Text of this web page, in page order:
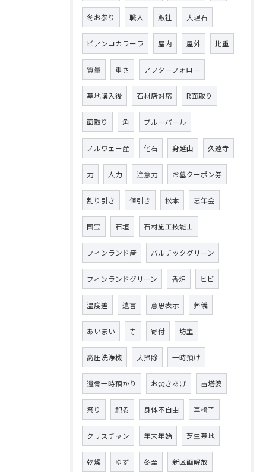
冬お参り 職人 販社 大理石
ビアンコカラーラ 屋内 屋外 比重
質量 重さ アフターフォロー
墓地購入後 石材店対応 R面取り
面取り 角 ブルーパール
ノルウェー産 化石 身延山 久遠寺
力 人力 注意力 お墓クーポン券
割り引き 値引き 松本 忘年会
国宝 石垣 石材施工技能士
フィンランド産 バルチックグリーン
フィンランドグリーン 香炉 ヒビ
温度差 遺言 意思表示 葬儀
あいまい 寺 寄付 坊主
高圧洗浄機 大掃除 一時預け
遺骨一時預かり お焚きあげ 古塔婆
祭り 祀る 身体不自由 車椅子
クリスチャン 年末年始 芝生墓地
乾燥 ゆず 冬至 新区画解放